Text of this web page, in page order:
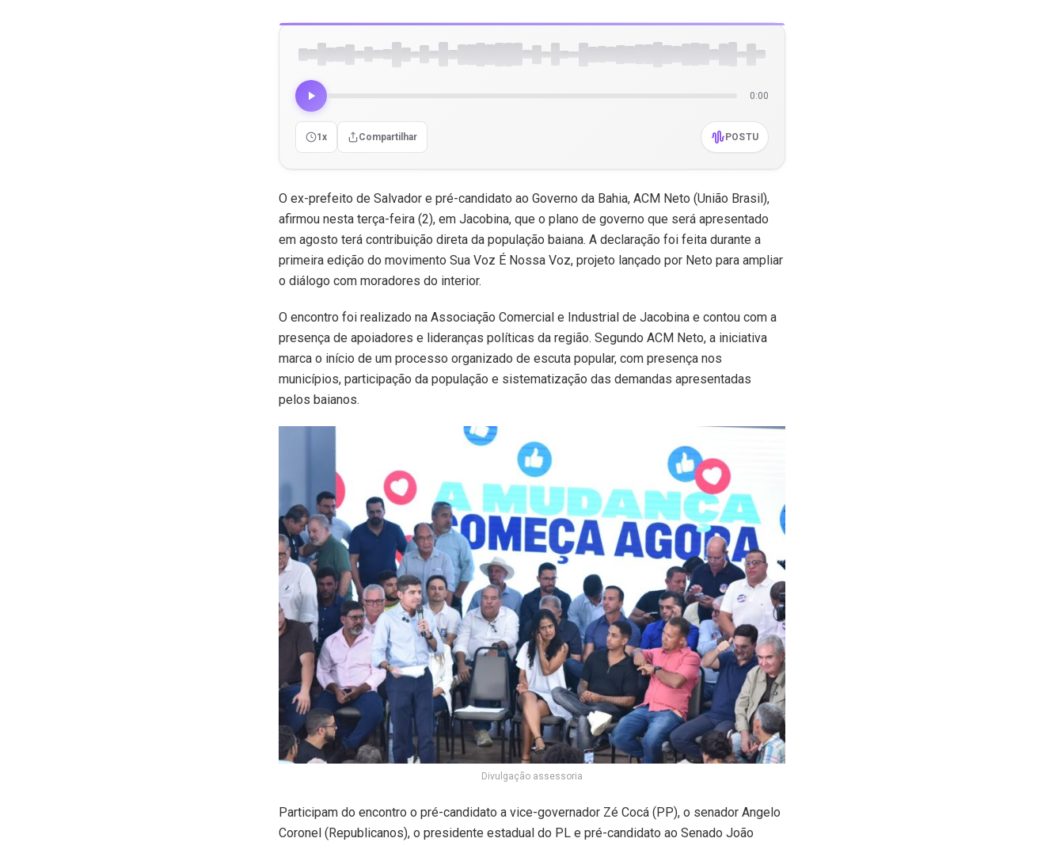
0:00
1x Compartilhar POSTU
O ex-prefeito de Salvador e pré-candidato ao Governo da Bahia, ACM Neto (União Brasil),
afirmou nesta terça-feira (2), em Jacobina, que o plano de governo que será apresentado
em agosto terá contribuição direta da população baiana. A declaração foi feita durante a
primeira edição do movimento Sua Voz É Nossa Voz, projeto lançado por Neto para ampliar
o diálogo com moradores do interior.
O encontro foi realizado na Associação Comercial e Industrial de Jacobina e contou com a
presença de apoiadores e lideranças políticas da região. Segundo ACM Neto, a iniciativa
marca o início de um processo organizado de escuta popular, com presença nos
municípios, participação da população e sistematização das demandas apresentadas
pelos baianos.
Divulgação assessoria
Participam do encontro o pré-candidato a vice-governador Zé Cocá (PP), o senador Angelo
Coronel (Republicanos), o presidente estadual do PL e pré-candidato ao Senado João